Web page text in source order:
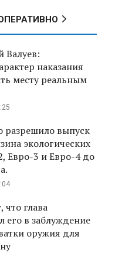
Валуев:
наказания
месту реальным
разрешило выпуск
экологических
Евро-3 и Евро-4 до
что глава
его в заблуждение
оружия для